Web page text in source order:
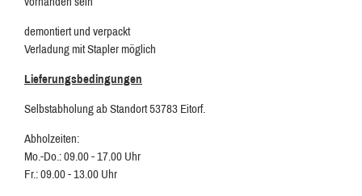
demontiert und verpackt
Verladung mit Stapler möglich
Lieferungsbedingungen
Selbstabholung ab Standort 53783 Eitorf.
Abholzeiten:
Mo.-Do.: 09.00 - 17.00 Uhr
Fr.: 09.00 - 13.00 Uhr